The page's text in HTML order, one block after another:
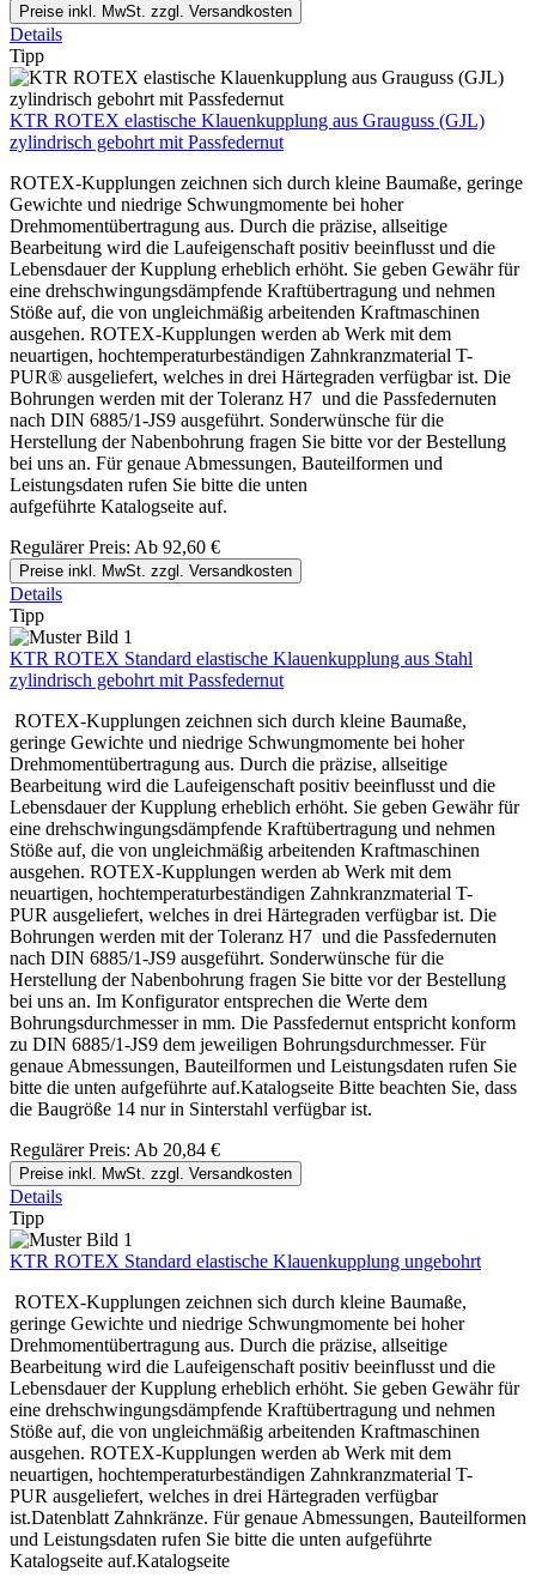
Preise inkl. MwSt. zzgl. Versandkosten
Details
Tipp
KTR ROTEX elastische Klauenkupplung aus Grauguss (GJL)
zylindrisch gebohrt mit Passfedernut
ROTEX-Kupplungen zeichnen sich durch kleine Baumaße, geringe
Gewichte und niedrige Schwungmomente bei hoher
Drehmomentübertragung aus. Durch die präzise, allseitige
Bearbeitung wird die Laufeigenschaft positiv beeinflusst und die
Lebensdauer der Kupplung erheblich erhöht. Sie geben Gewähr für
eine drehschwingungsdämpfende Kraftübertragung und nehmen
Stöße auf, die von ungleichmäßig arbeitenden Kraftmaschinen
ausgehen. ROTEX-Kupplungen werden ab Werk mit dem
neuartigen, hochtemperaturbeständigen Zahnkranzmaterial T-
PUR® ausgeliefert, welches in drei Härtegraden verfügbar ist. Die
Bohrungen werden mit der Toleranz H7 und die Passfedernuten
nach DIN 6885/1-JS9 ausgeführt. Sonderwünsche für die
Herstellung der Nabenbohrung fragen Sie bitte vor der Bestellung
bei uns an. Für genaue Abmessungen, Bauteilformen und
Leistungsdaten rufen Sie bitte die unten
aufgeführte Katalogseite auf.
Regulärer Preis: Ab 92,60 €
Preise inkl. MwSt. zzgl. Versandkosten
Details
Tipp
KTR ROTEX Standard elastische Klauenkupplung aus Stahl
zylindrisch gebohrt mit Passfedernut
ROTEX-Kupplungen zeichnen sich durch kleine Baumaße,
geringe Gewichte und niedrige Schwungmomente bei hoher
Drehmomentübertragung aus. Durch die präzise, allseitige
Bearbeitung wird die Laufeigenschaft positiv beeinflusst und die
Lebensdauer der Kupplung erheblich erhöht. Sie geben Gewähr für
eine drehschwingungsdämpfende Kraftübertragung und nehmen
Stöße auf, die von ungleichmäßig arbeitenden Kraftmaschinen
ausgehen. ROTEX-Kupplungen werden ab Werk mit dem
neuartigen, hochtemperaturbeständigen Zahnkranzmaterial T-
PUR ausgeliefert, welches in drei Härtegraden verfügbar ist. Die
Bohrungen werden mit der Toleranz H7 und die Passfedernuten
nach DIN 6885/1-JS9 ausgeführt. Sonderwünsche für die
Herstellung der Nabenbohrung fragen Sie bitte vor der Bestellung
bei uns an. Im Konfigurator entsprechen die Werte dem
Bohrungsdurchmesser in mm. Die Passfedernut entspricht konform
zu DIN 6885/1-JS9 dem jeweiligen Bohrungsdurchmesser. Für
genaue Abmessungen, Bauteilformen und Leistungsdaten rufen Sie
bitte die unten aufgeführte auf.Katalogseite Bitte beachten Sie, dass
die Baugröße 14 nur in Sinterstahl verfügbar ist.
Regulärer Preis: Ab 20,84 €
Preise inkl. MwSt. zzgl. Versandkosten
Details
Tipp
KTR ROTEX Standard elastische Klauenkupplung ungebohrt
ROTEX-Kupplungen zeichnen sich durch kleine Baumaße,
geringe Gewichte und niedrige Schwungmomente bei hoher
Drehmomentübertragung aus. Durch die präzise, allseitige
Bearbeitung wird die Laufeigenschaft positiv beeinflusst und die
Lebensdauer der Kupplung erheblich erhöht. Sie geben Gewähr für
eine drehschwingungsdämpfende Kraftübertragung und nehmen
Stöße auf, die von ungleichmäßig arbeitenden Kraftmaschinen
ausgehen. ROTEX-Kupplungen werden ab Werk mit dem
neuartigen, hochtemperaturbeständigen Zahnkranzmaterial T-
PUR ausgeliefert, welches in drei Härtegraden verfügbar
ist.Datenblatt Zahnkränze. Für genaue Abmessungen, Bauteilformen
und Leistungsdaten rufen Sie bitte die unten aufgeführte
Katalogseite auf.Katalogseite